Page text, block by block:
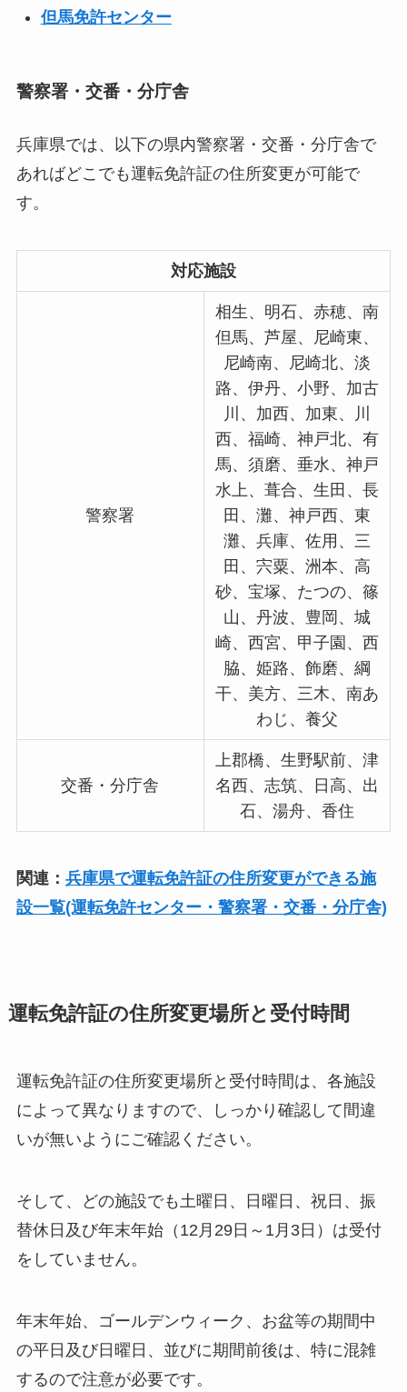
但馬免許センター
警察署・交番・分庁舎
兵庫県では、以下の県内警察署・交番・分庁舎で
あればどこでも運転免許証の住所変更が可能で
す。
対応施設
警察署
相生、明石、赤穂、南
但馬、芦屋、尼崎東、
尼崎南、尼崎北、淡
路、伊丹、小野、加古
川、加西、加東、川
西、福崎、神戸北、有
馬、須磨、垂水、神戸
水上、葺合、生田、長
田、灘、神戸西、東
灘、兵庫、佐用、三
田、宍粟、洲本、高
砂、宝塚、たつの、篠
山、丹波、豊岡、城
崎、西宮、甲子園、西
脇、姫路、飾磨、綱
干、美方、三木、南あ
わじ、養父
交番・分庁舎
上郡橋、生野駅前、津
名西、志筑、日高、出
石、湯舟、香住
関連： 兵庫県で運転免許証の住所変更ができる施
設一覧(運転免許センター・警察署・交番・分庁舎)
運転免許証の住所変更場所と受付時間
運転免許証の住所変更場所と受付時間は、各施設
によって異なりますので、しっかり確認して間違
いが無いようにご確認ください。
そして、どの施設でも土曜日、日曜日、祝日、振
替休日及び年末年始（12月29日～1月3日）は受付
をしていません。
年末年始、ゴールデンウィーク、お盆等の期間中
の平日及び日曜日、並びに期間前後は、特に混雑
するので注意が必要です。